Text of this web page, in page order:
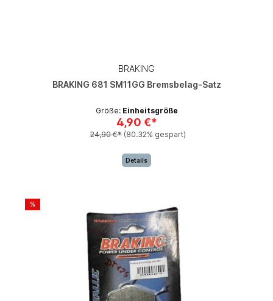
BRAKING
BRAKING 681 SM11GG Bremsbelag-Satz
Größe: Einheitsgröße
4,90 €*
24,90 €* (80.32% gespart)
Details
%